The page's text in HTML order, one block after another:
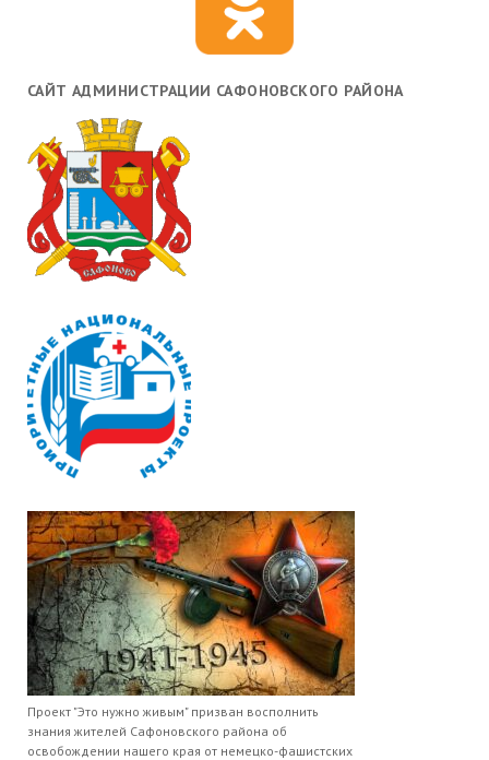
САЙТ АДМИНИСТРАЦИИ САФОНОВСКОГО РАЙОНА
Проект "Это нужно живым" призван восполнить
знания жителей Сафоновского района об
освобождении нашего края от немецко-фашистских